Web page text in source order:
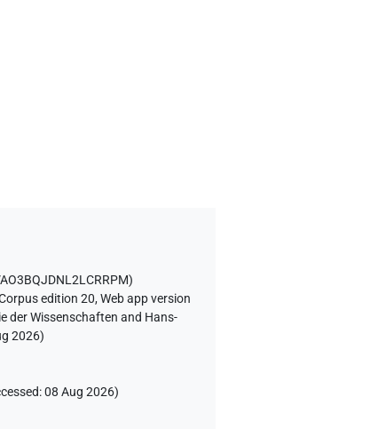
)
edition 20, Web app version
der Wissenschaften and Hans-
2026)
:08 Aug 2026)